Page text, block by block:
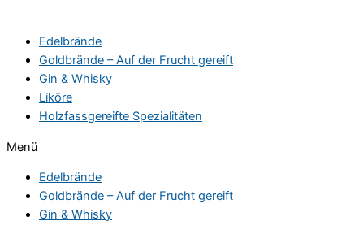
Edelbrände
Goldbrände – Auf der Frucht gereift
Gin & Whisky
Liköre
Holzfassgereifte Spezialitäten
Menü
Edelbrände
Goldbrände – Auf der Frucht gereift
Gin & Whisky